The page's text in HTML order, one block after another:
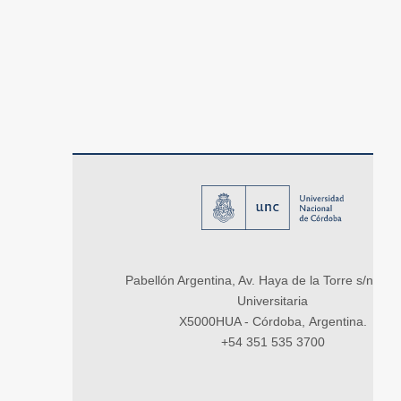
Pabellón Argentina, Av. Haya de la Torre s/n,
Universitaria
X5000HUA - Córdoba, Argentina.
+54 351 535 3700